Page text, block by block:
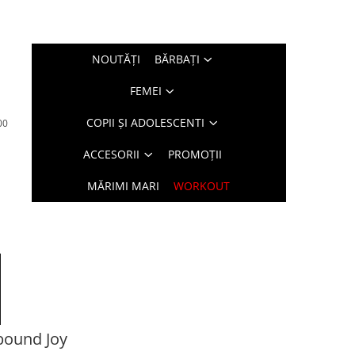
NOUTĂŢI BĂRBAŢI
FEMEI
COPII ȘI ADOLESCENTI
ACCESORII PROMOȚII
MĂRIMI MARI WORKOUT
Joy